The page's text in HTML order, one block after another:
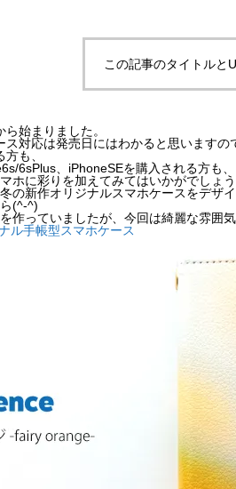
この記事のタイトルと
始まりました。
ス対応は発売日にはわかると思います
も、
6sPlus、iPhoneSEを購入される方も、
ホに彩りを加えてみてはいかがでしょ
の新作オリジナルスマホケースをデザ
(^-^)
作っていましたが、今回は綺麗な雰囲
ル手帳型スマホケース